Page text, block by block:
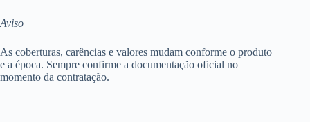
Aviso
As coberturas, carências e valores mudam conforme o produto
e a época. Sempre confirme a documentação oficial no
momento da contratação.